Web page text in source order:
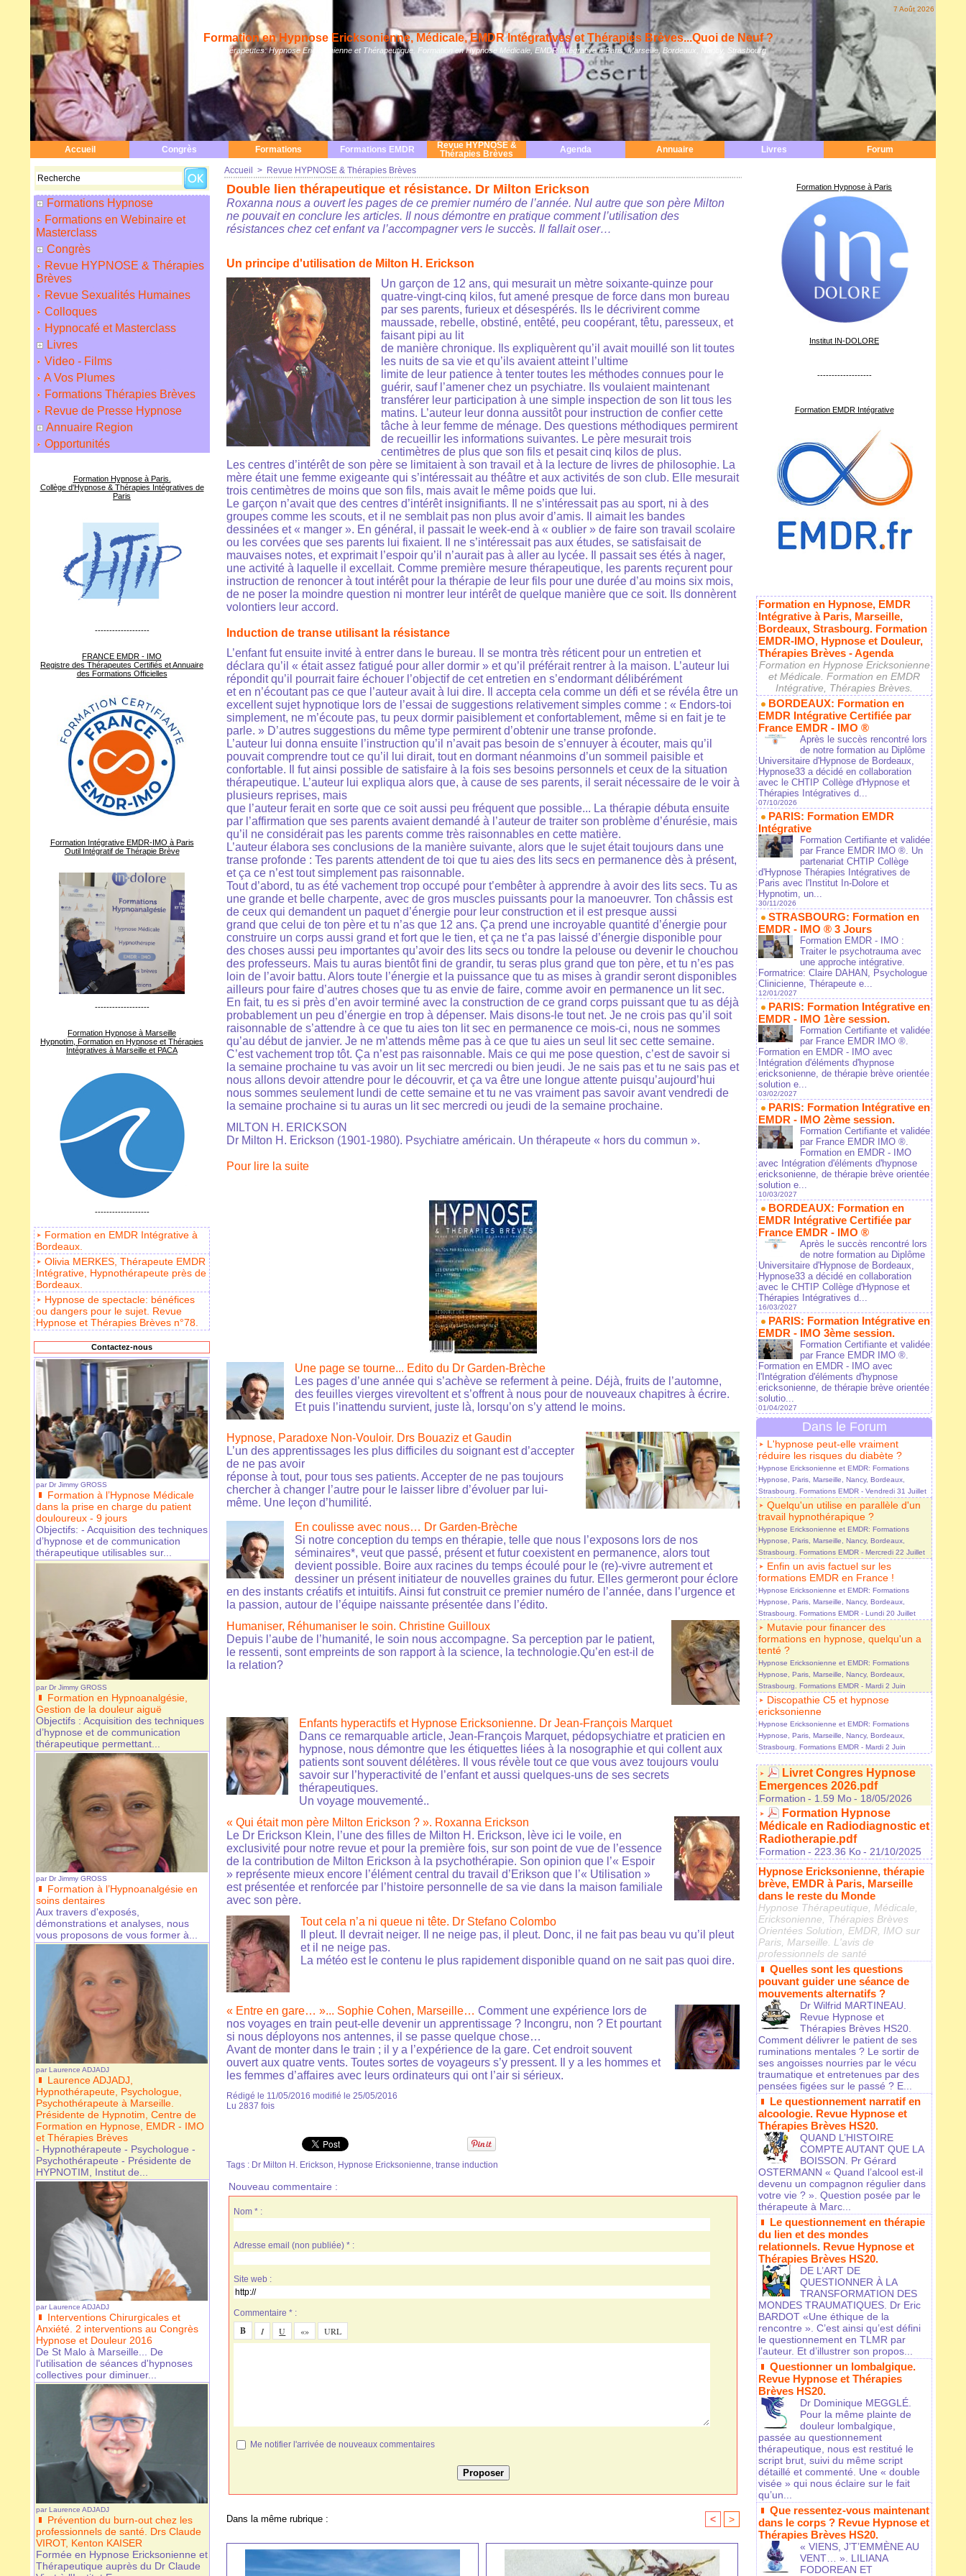
7 Août 2026
Formation en Hypnose Ericksonienne, Médicale, EMDR Intégratives et Thérapies Brèves...Quoi de Neuf ?
Hypnothérapeutes: Hypnose Ericksonienne et Thérapeutique. Formation en Hypnose Médicale, EMDR Intégrative à Paris, Marseille, Bordeaux, Nancy, Strasbourg
Accueil Congrès Formations Formations EMDR
Revue HYPNOSE &
Thérapies Brèves
Agenda Annuaire Livres Forum
Formations Hypnose
Formations en Webinaire et
Masterclass
Congrès
Revue HYPNOSE & Thérapies
Brèves
Revue Sexualités Humaines
Colloques
Hypnocafé et Masterclass
Livres
Video - Films
A Vos Plumes
Formations Thérapies Brèves
Revue de Presse Hypnose
Annuaire Region
Opportunités
Formation Hypnose à Paris.
Collège d'Hypnose & Thérapies Intégratives de
Paris
-------------------
FRANCE EMDR - IMO
Registre des Thérapeutes Certifiés et Annuaire
des Formations Officielles
Formation Intégrative EMDR-IMO à Paris
Outil Intégratif de Thérapie Brève
-------------------
Formation Hypnose à Marseille
Hypnotim, Formation en Hypnose et Thérapies
Intégratives à Marseille et PACA
-------------------
Formation en EMDR Intégrative à
Bordeaux.
Olivia MERKES, Thérapeute EMDR
Intégrative, Hypnothérapeute près de
Bordeaux.
Hypnose de spectacle: bénéfices
ou dangers pour le sujet. Revue
Hypnose et Thérapies Brèves n°78.
Contactez-nous
par Dr Jimmy GROSS
Formation à l’Hypnose Médicale
dans la prise en charge du patient
douloureux - 9 jours
Objectifs: - Acquisition des techniques
d’hypnose et de communication
thérapeutique utilisables sur...
par Dr Jimmy GROSS
Formation en Hypnoanalgésie,
Gestion de la douleur aiguë
Objectifs : Acquisition des techniques
d’hypnose et de communication
thérapeutique permettant...
par Dr Jimmy GROSS
Formation à l’Hypnoanalgésie en
soins dentaires
Aux travers d'exposés,
démonstrations et analyses, nous
vous proposons de vous former à...
par Laurence ADJADJ
Laurence ADJADJ,
Hypnothérapeute, Psychologue,
Psychothérapeute à Marseille.
Présidente de Hypnotim, Centre de
Formation en Hypnose, EMDR - IMO
et Thérapies Brèves
- Hypnothérapeute - Psychologue -
Psychothérapeute - Présidente de
HYPNOTIM, Institut de...
par Laurence ADJADJ
Interventions Chirurgicales et
Anxiété. 2 interventions au Congrès
Hypnose et Douleur 2016
De St Malo à Marseille... De
l'utilisation de séances d'hypnoses
collectives pour diminuer...
par Laurence ADJADJ
Prévention du burn-out chez les
professionnels de santé. Drs Claude
VIROT, Kenton KAISER
Formée en Hypnose Ericksonienne et
Thérapeutique auprès du Dr Claude
Accueil > Revue HYPNOSE & Thérapies Brèves
Double lien thérapeutique et résistance. Dr Milton Erickson
Roxanna nous a ouvert les pages de ce premier numéro de l’année. Nul autre que son père Milton
ne pouvait en conclure les articles. Il nous démontre en pratique comment l’utilisation des
résistances chez cet enfant va l’accompagner vers le succès. Il fallait oser…
Un principe d'utilisation de Milton H. Erickson
Un garçon de 12 ans, qui mesurait un mètre soixante-quinze pour
quatre-vingt-cinq kilos, fut amené presque de force dans mon bureau
par ses parents, furieux et désespérés. Ils le décrivirent comme
maussade, rebelle, obstiné, entêté, peu coopérant, têtu, paresseux, et
faisant pipi au lit
de manière chronique. Ils expliquèrent qu’il avait mouillé son lit toutes
les nuits de sa vie et qu’ils avaient atteint l’ultime
limite de leur patience à tenter toutes les méthodes connues pour le
guérir, sauf l’amener chez un psychiatre. Ils voulaient maintenant
transférer leur participation à une simple inspection de son lit tous les
matins. L’auteur leur donna aussitôt pour instruction de confier cette
tâche à leur femme de ménage. Des questions méthodiques permirent
de recueillir les informations suivantes. Le père mesurait trois
centimètres de plus que son fils et pesait cinq kilos de plus.
Les centres d’intérêt de son père se limitaient à son travail et à la lecture de livres de philosophie. La
mère était une femme exigeante qui s’intéressait au théâtre et aux activités de son club. Elle mesurait
trois centimètres de moins que son fils, mais avait le même poids que lui.
Le garçon n’avait que des centres d’intérêt insignifiants. Il ne s’intéressait pas au sport, ni à des
groupes comme les scouts, et il ne semblait pas non plus avoir d’amis. Il aimait les bandes
dessinées et « manger ». En général, il passait le week-end à « oublier » de faire son travail scolaire
ou les corvées que ses parents lui fixaient. Il ne s’intéressait pas aux études, se satisfaisait de
mauvaises notes, et exprimait l’espoir qu’il n’aurait pas à aller au lycée. Il passait ses étés à nager,
une activité à laquelle il excellait. Comme première mesure thérapeutique, les parents reçurent pour
instruction de renoncer à tout intérêt pour la thérapie de leur fils pour une durée d’au moins six mois,
de ne poser la moindre question ni montrer leur intérêt de quelque manière que ce soit. Ils donnèrent
volontiers leur accord.
Induction de transe utilisant la résistance
L’enfant fut ensuite invité à entrer dans le bureau. Il se montra très réticent pour un entretien et
déclara qu’il « était assez fatigué pour aller dormir » et qu’il préférait rentrer à la maison. L’auteur lui
répondit qu’il pourrait faire échouer l’objectif de cet entretien en s’endormant délibérément
et en n’écoutant pas ce que l’auteur avait à lui dire. Il accepta cela comme un défi et se révéla être un
excellent sujet hypnotique lors de l’essai de suggestions relativement simples comme : « Endors-toi
simplement, ne m’écoute pas, tu peux dormir paisiblement et confortablement, même si en fait je te
parle. » D’autres suggestions du même type permirent d’obtenir une transe profonde.
L’auteur lui donna ensuite l’instruction qu’il n’avait pas besoin de s’ennuyer à écouter, mais qu’il
pouvait comprendre tout ce qu’il lui dirait, tout en dormant néanmoins d’un sommeil paisible et
confortable. Il fut ainsi possible de satisfaire à la fois ses besoins personnels et ceux de la situation
thérapeutique. L’auteur lui expliqua alors que, à cause de ses parents, il serait nécessaire de le voir à
plusieurs reprises, mais
que l’auteur ferait en sorte que ce soit aussi peu fréquent que possible... La thérapie débuta ensuite
par l’affirmation que ses parents avaient demandé à l’auteur de traiter son problème d’énurésie, mais
qu’il ne considérait pas les parents comme très raisonnables en cette matière.
L’auteur élabora ses conclusions de la manière suivante, alors que le sujet était toujours dans une
transe profonde : Tes parents attendent de toi que tu aies des lits secs en permanence dès à présent,
et ça ce n’est tout simplement pas raisonnable.
Tout d’abord, tu as été vachement trop occupé pour t’embêter à apprendre à avoir des lits secs. Tu as
une grande et belle charpente, avec de gros muscles puissants pour la manoeuvrer. Ton châssis est
de ceux qui demandent un paquet d’énergie pour leur construction et il est presque aussi
grand que celui de ton père et tu n’as que 12 ans. Ça prend une incroyable quantité d’énergie pour
construire un corps aussi grand et fort que le tien, et ça ne t’a pas laissé d’énergie disponible pour
des choses aussi peu importantes qu’avoir des lits secs ou tondre la pelouse ou devenir le chouchou
des professeurs. Mais tu auras bientôt fini de grandir, tu seras plus grand que ton père, et tu n’es pas
loin de l’avoir battu. Alors toute l’énergie et la puissance que tu as mises à grandir seront disponibles
ailleurs pour faire d’autres choses que tu as envie de faire, comme avoir en permanence un lit sec.
En fait, tu es si près d’en avoir terminé avec la construction de ce grand corps puissant que tu as déjà
probablement un peu d’énergie en trop à dépenser. Mais disons-le tout net. Je ne crois pas qu’il soit
raisonnable de s’attendre à ce que tu aies ton lit sec en permanence ce mois-ci, nous ne sommes
qu’au début de janvier. Je ne m’attends même pas à ce que tu aies un seul lit sec cette semaine.
C’est vachement trop tôt. Ça n’est pas raisonnable. Mais ce qui me pose question, c’est de savoir si
la semaine prochaine tu vas avoir un lit sec mercredi ou bien jeudi. Je ne sais pas et tu ne sais pas et
nous allons devoir attendre pour le découvrir, et ça va être une longue attente puisqu’aujourd’hui
nous sommes seulement lundi de cette semaine et tu ne vas vraiment pas savoir avant vendredi de
la semaine prochaine si tu auras un lit sec mercredi ou jeudi de la semaine prochaine.
MILTON H. ERICKSON
Dr Milton H. Erickson (1901-1980). Psychiatre américain. Un thérapeute « hors du commun ».
Pour lire la suite
Une page se tourne... Edito du Dr Garden-Brèche
Les pages d’une année qui s’achève se referment à peine. Déjà, fruits de l’automne,
des feuilles vierges virevoltent et s’offrent à nous pour de nouveaux chapitres à écrire.
Et puis l’inattendu survient, juste là, lorsqu’on s’y attend le moins.
Hypnose, Paradoxe Non-Vouloir. Drs Bouaziz et Gaudin
L’un des apprentissages les plus difficiles du soignant est d’accepter
de ne pas avoir
réponse à tout, pour tous ses patients. Accepter de ne pas toujours
chercher à changer l’autre pour le laisser libre d’évoluer par lui-
même. Une leçon d’humilité.
En coulisse avec nous… Dr Garden-Brèche
Si notre conception du temps en thérapie, telle que nous l’exposons lors de nos
séminaires*, veut que passé, présent et futur coexistent en permanence, alors tout
devient possible. Boire aux racines du temps écoulé pour le (re)-vivre autrement et
dessiner un présent initiateur de nouvelles graines du futur. Elles germeront pour éclore
en des instants créatifs et intuitifs. Ainsi fut construit ce premier numéro de l’année, dans l’urgence et
la passion, autour de l’équipe naissante présentée dans l’édito.
Humaniser, Réhumaniser le soin. Christine Guilloux
Depuis l’aube de l’humanité, le soin nous accompagne. Sa perception par le patient,
le ressenti, sont empreints de son rapport à la science, la technologie.Qu’en est-il de
la relation?
Enfants hyperactifs et Hypnose Ericksonienne. Dr Jean-François Marquet
Dans ce remarquable article, Jean-François Marquet, pédopsychiatre et praticien en
hypnose, nous démontre que les étiquettes liées à la nosographie et qui collent aux
patients sont souvent délétères. Il vous révèle tout ce que vous avez toujours voulu
savoir sur l’hyperactivité de l’enfant et aussi quelques-uns de ses secrets
thérapeutiques.
Un voyage mouvementé..
« Qui était mon père Milton Erickson ? ». Roxanna Erickson
Le Dr Erickson Klein, l’une des filles de Milton H. Erickson, lève ici le voile, en
exclusivité pour notre revue et pour la première fois, sur son point de vue de l’essence
de la contribution de Milton Erickson à la psychothérapie. Son opinion que l’« Espoir
» représente mieux encore l’élément central du travail d’Erikson que l’« Utilisation »
est présentée et renforcée par l’histoire personnelle de sa vie dans la maison familiale
avec son père.
Tout cela n’a ni queue ni tête. Dr Stefano Colombo
Il pleut. Il devrait neiger. Il ne neige pas, il pleut. Donc, il ne fait pas beau vu qu’il pleut
et il ne neige pas.
La météo est le contenu le plus rapidement disponible quand on ne sait pas quoi dire.
« Entre en gare… »... Sophie Cohen, Marseille… Comment une expérience lors de
nos voyages en train peut-elle devenir un apprentissage ? Incongru, non ? Et pourtant
si nous déployons nos antennes, il se passe quelque chose…
Avant de monter dans le train ; il y a l’expérience de la gare. Cet endroit souvent
ouvert aux quatre vents. Toutes sortes de voyageurs s’y pressent. Il y a les hommes et
les femmes d’affaires avec leurs ordinateurs qui ont l’air si sérieux.
Rédigé le 11/05/2016 modifié le 25/05/2016
Lu 2837 fois
Tags : Dr Milton H. Erickson, Hypnose Ericksonienne, transe induction
Nouveau commentaire :
Nom * :
Adresse email (non publiée) * :
Site web :
Commentaire * :
Me notifier l'arrivée de nouveaux commentaires
Dans la même rubrique : < >
Formation Hypnose à Paris
Institut IN-DOLORE
-------------------
Formation EMDR Intégrative
Formation en Hypnose, EMDR
Intégrative à Paris, Marseille,
Bordeaux, Strasbourg. Formation
EMDR-IMO, Hypnose et Douleur,
Thérapies Brèves - Agenda
Formation en Hypnose Ericksonienne
et Médicale. Formation en EMDR
Intégrative, Thérapies Brèves.
BORDEAUX: Formation en
EMDR Intégrative Certifiée par
France EMDR - IMO ®
Après le succès rencontré lors
de notre formation au Diplôme
Universitaire d'Hypnose de Bordeaux,
Hypnose33 a décidé en collaboration
avec le CHTIP Collège d'Hypnose et
Thérapies Intégratives d...
07/10/2026
PARIS: Formation EMDR
Intégrative
Formation Certifiante et validée
par France EMDR IMO ®. Un
partenariat CHTIP Collège
d'Hypnose Thérapies Intégratives de
Paris avec l'Institut In-Dolore et
Hypnotim, un...
30/11/2026
STRASBOURG: Formation en
EMDR - IMO ® 3 Jours
Formation EMDR - IMO :
Traiter le psychotrauma avec
une approche intégrative.
Formatrice: Claire DAHAN, Psychologue
Clinicienne, Thérapeute e...
12/01/2027
PARIS: Formation Intégrative en
EMDR - IMO 1ère session.
Formation Certifiante et validée
par France EMDR IMO ®.
Formation en EMDR - IMO avec
Intégration d'éléments d'hypnose
ericksonienne, de thérapie brève orientée
solution e...
03/02/2027
PARIS: Formation Intégrative en
EMDR - IMO 2ème session.
Formation Certifiante et validée
par France EMDR IMO ®.
Formation en EMDR - IMO
avec Intégration d'éléments d'hypnose
ericksonienne, de thérapie brève orientée
solution e...
10/03/2027
BORDEAUX: Formation en
EMDR Intégrative Certifiée par
France EMDR - IMO ®
Après le succès rencontré lors
de notre formation au Diplôme
Universitaire d'Hypnose de Bordeaux,
Hypnose33 a décidé en collaboration
avec le CHTIP Collège d'Hypnose et
Thérapies Intégratives d...
16/03/2027
PARIS: Formation Intégrative en
EMDR - IMO 3ème session.
Formation Certifiante et validée
par France EMDR IMO ®.
Formation en EMDR - IMO avec
l'Intégration d'éléments d'hypnose
ericksonienne, de thérapie brève orientée
solutio...
01/04/2027
Dans le Forum
L'hypnose peut-elle vraiment
réduire les risques du diabète ?
Hypnose Ericksonienne et EMDR: Formations
Hypnose, Paris, Marseille, Nancy, Bordeaux,
Strasbourg. Formations EMDR - Vendredi 31 Juillet
Quelqu'un utilise en parallèle d'un
travail hypnothérapique ?
Hypnose Ericksonienne et EMDR: Formations
Hypnose, Paris, Marseille, Nancy, Bordeaux,
Strasbourg. Formations EMDR - Mercredi 22 Juillet
Enfin un avis factuel sur les
formations EMDR en France !
Hypnose Ericksonienne et EMDR: Formations
Hypnose, Paris, Marseille, Nancy, Bordeaux,
Strasbourg. Formations EMDR - Lundi 20 Juillet
Mutavie pour financer des
formations en hypnose, quelqu'un a
tenté ?
Hypnose Ericksonienne et EMDR: Formations
Hypnose, Paris, Marseille, Nancy, Bordeaux,
Strasbourg. Formations EMDR - Mardi 2 Juin
Discopathie C5 et hypnose
ericksonienne
Hypnose Ericksonienne et EMDR: Formations
Hypnose, Paris, Marseille, Nancy, Bordeaux,
Strasbourg. Formations EMDR - Mardi 2 Juin
Livret Congres Hypnose
Emergences 2026.pdf
Formation - 1.59 Mo- 18/05/2026
Formation Hypnose
Médicale en Radiodiagnostic et
Radiotherapie.pdf
Formation - 223.36 Ko- 21/10/2025
Hypnose Ericksonienne, thérapie
brève, EMDR à Paris, Marseille
dans le reste du Monde
Hypnose Thérapeutique, Médicale,
Ericksonienne, Thérapies Brèves
Orientées Solution, EMDR, IMO sur
Paris, Marseille. L'avis de
professionnels de santé
Quelles sont les questions
pouvant guider une séance de
mouvements alternatifs ?
Dr Wilfrid MARTINEAU.
Revue Hypnose et
Thérapies Brèves HS20.
Comment délivrer le patient de ses
ruminations mentales ? Le sortir de
ses angoisses nourries par le vécu
traumatique et entretenues par des
pensées figées sur le passé ? E...
Le questionnement narratif en
alcoologie. Revue Hypnose et
Thérapies Brèves HS20.
QUAND L’HISTOIRE
COMPTE AUTANT QUE LA
BOISSON. Pr Gérard
OSTERMANN « Quand l’alcool est-il
devenu un compagnon régulier dans
votre vie ? ». Question posée par le
thérapeute à Marc...
Le questionnement en thérapie
du lien et des mondes
relationnels. Revue Hypnose et
Thérapies Brèves HS20.
DE L’ART DE
QUESTIONNER À LA
TRANSFORMATION DES
MONDES TRAUMATIQUES. Dr Eric
BARDOT «Une éthique de la
rencontre ». C’est ainsi qu’est défini
le questionnement en TLMR par
l’auteur. Et d’illustrer son propos...
Questionner un lombalgique.
Revue Hypnose et Thérapies
Brèves HS20.
Dr Dominique MEGGLÉ.
Pour la même plainte de
douleur lombalgique,
passée au questionnement
thérapeutique, nous est restitué le
script brut, suivi du même script
détaillé et commenté. Une « double
visée » qui nous éclaire sur le fait
qu’un...
Que ressentez-vous maintenant
dans le corps ? Revue Hypnose et
Thérapies Brèves HS20.
« VIENS, J’T’EMMÈNE AU
VENT… ». LILIANA
FODOREAN ET